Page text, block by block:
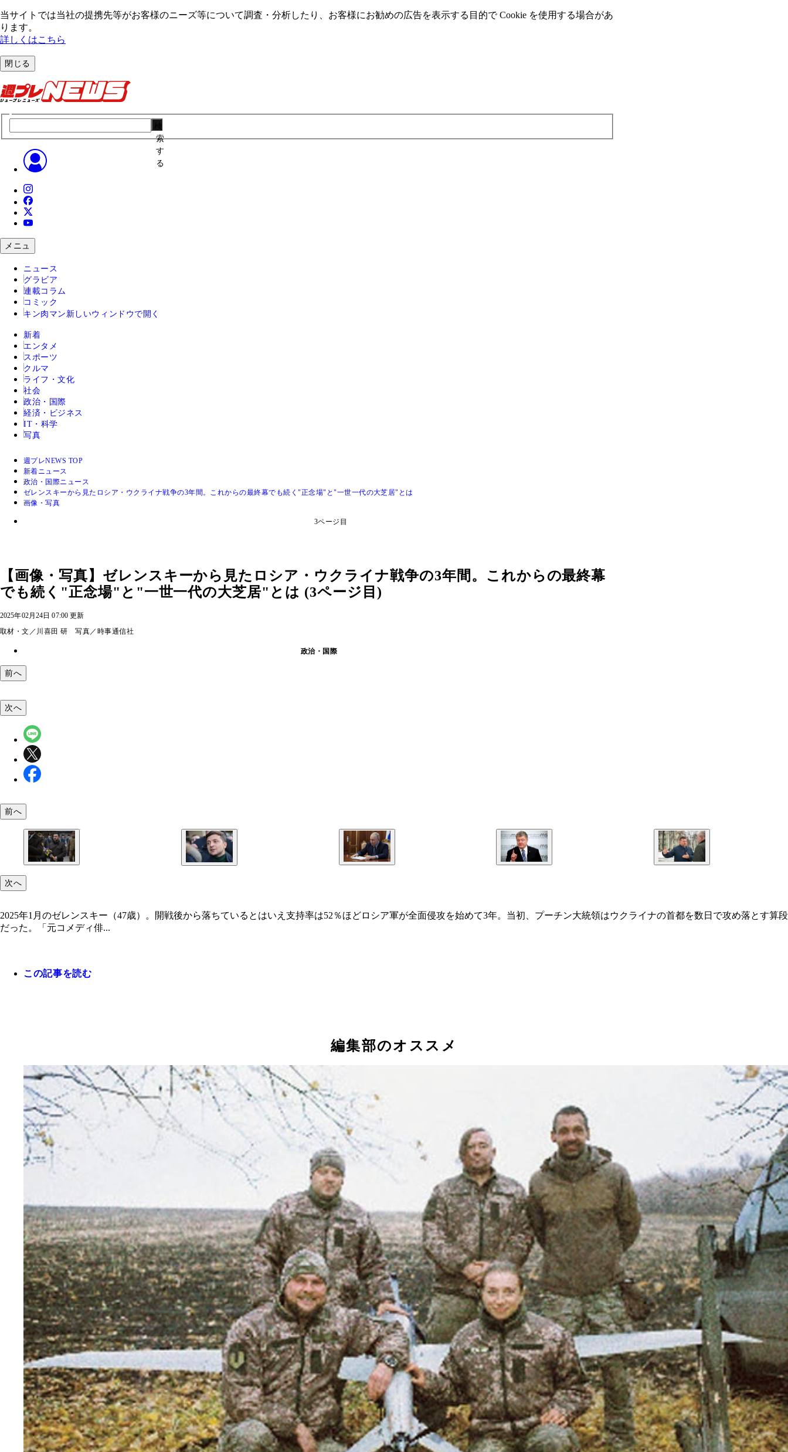
当サイトでは当社の提携先等がお客様のニーズ等について調査・分析したり、お客様にお勧めの広告を表⽰する⽬的で Cookie を使⽤する場合があ
ります。
詳しくはこちら
閉じる
索
す
る
メニュ
ニュース
グラビア
連載コラム
コミック
キン肉マン 新しいウィンドウで開く
新着
エンタメ
スポーツ
クルマ
ライフ・文化
社会
政治・国際
経済・ビジネス
IT・科学
写真
週プレNEWS TOP
新着ニュース
政治・国際ニュース
ゼレンスキーから見たロシア・ウクライナ戦争の3年間。これからの最終幕でも続く"正念場"と"一世一代の大芝居"とは
画像・写真
3ページ目
【画像・写真】ゼレンスキーから見たロシア・ウクライナ戦争の3年間。これからの最終幕
でも続く"正念場"と"一世一代の大芝居"とは (3ページ目)
2025年02月24日 07:00 更新
取材・文／川喜田 研 写真／時事通信社
政治・国際
前へ
2025年1月のゼレンスキー（47歳）。開戦後から落ちているとはいえ支持率は52％ほど
2019年5月、大統領に就任したゼレンスキー（当時41歳）。得票率は73.03％だった
「武力ではなく外交によって平和的に解決する」とうたって大統領に当選した当時のゼレンスキーを、ロシアのプーチン大統領はまったく対等に扱わず、交渉の席に着かなか
ペトロ・ポロシェンコ前大統領も異色の経歴の持ち主で、国内最大手の製菓メーカー社長から政治家に転身した
侵攻当初、総司令官として活躍したバレリー・ザルジニー氏は2024年に総司令官を解任され、駐英ウクライナ大使に任命された
次へ
前へ
次へ
2025年1月のゼレンスキー（47歳）。開戦後から落ちているとはいえ支持率は52％ほどロシア軍が全面侵攻を始めて3年。当初、プーチン大統領はウクライナの首都を数日で攻め落とす算段
だった。「元コメディ俳...
この記事を読む
編集部のオススメ